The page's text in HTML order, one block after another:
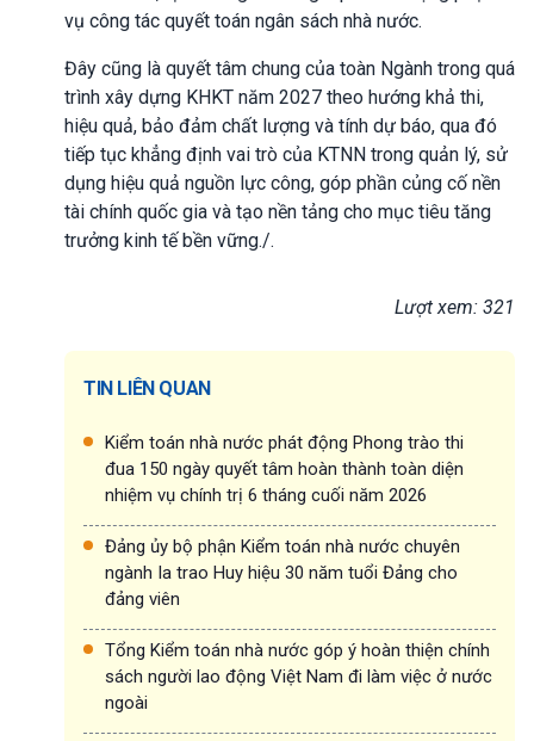
vụ công tác quyết toán ngân sách nhà nước.
Đây cũng là quyết tâm chung của toàn Ngành trong quá
trình xây dựng KHKT năm 2027 theo hướng khả thi,
hiệu quả, bảo đảm chất lượng và tính dự báo, qua đó
tiếp tục khẳng định vai trò của KTNN trong quản lý, sử
dụng hiệu quả nguồn lực công, góp phần củng cố nền
tài chính quốc gia và tạo nền tảng cho mục tiêu tăng
trưởng kinh tế bền vững./.
Lượt xem: 321
TIN LIÊN QUAN
Kiểm toán nhà nước phát động Phong trào thi
đua 150 ngày quyết tâm hoàn thành toàn diện
nhiệm vụ chính trị 6 tháng cuối năm 2026
Đảng ủy bộ phận Kiểm toán nhà nước chuyên
ngành Ia trao Huy hiệu 30 năm tuổi Đảng cho
đảng viên
Tổng Kiểm toán nhà nước góp ý hoàn thiện chính
sách người lao động Việt Nam đi làm việc ở nước
ngoài